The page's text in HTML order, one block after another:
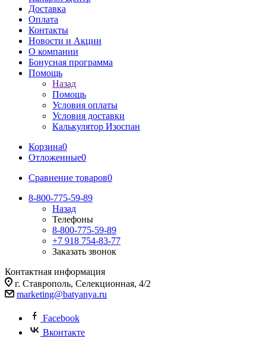
Доставка
Оплата
Контакты
Новости и Акции
О компании
Бонусная программа
Помощь
Назад
Помощь
Условия оплаты
Условия доставки
Калькулятор Изоспан
Корзина0
Отложенные0
Сравнение товаров0
8-800-775-59-89
Назад
Телефоны
8-800-775-59-89
+7 918 754-83-77
Заказать звонок
Контактная информация
г. Ставрополь, Селекционная, 4/2
marketing@batyanya.ru
Facebook
Вконтакте